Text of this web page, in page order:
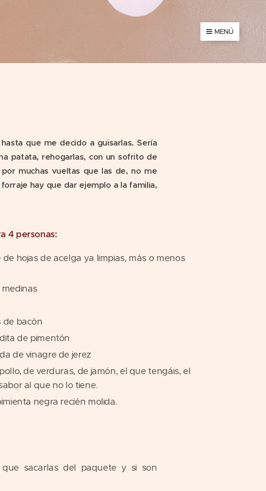
MENÚ
que me decido a guisarlas. Sería
patata, rehogarlas, con un sofrito de
muchas vueltas que las de, no me
hay que dar ejemplo a la familia,
4 personas:
de hojas de acelga ya limpias, más o menos
de bacón
de pimentón
de vinagre de jerez
de verduras, de jamón, el que tengáis, el
al que no lo tiene.
negra recién molida.
sacarlas del paquete y si son